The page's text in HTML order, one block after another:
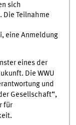
sich
Die Teilnahme
eine Anmeldung
eines der
Die WWU
und
Gesellschaft“,
für